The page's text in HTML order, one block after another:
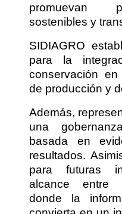
promuevan
sostenibles y
SIDIAGRO
para la
conservación
de producción y
Además,
una
basada en
resultados.
para futuras
alcance entre
donde la